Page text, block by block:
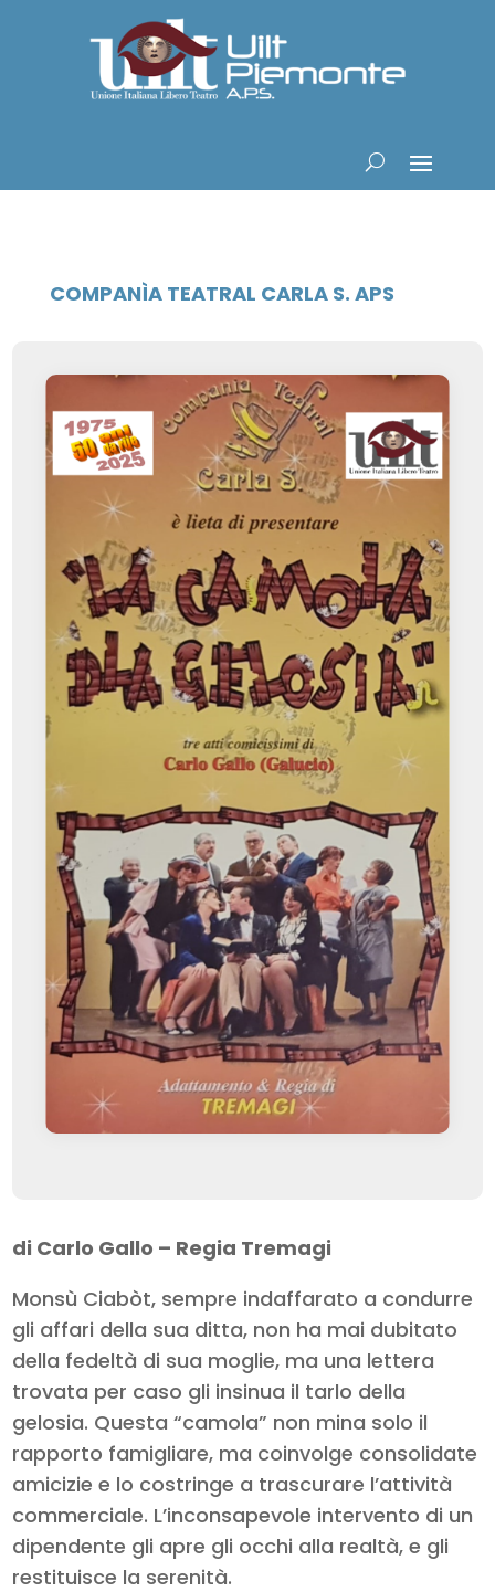
COMPANÌA TEATRAL CARLA S. APS
di Carlo Gallo – Regia Tremagi
Monsù Ciabòt, sempre indaffarato a condurre
gli affari della sua ditta, non ha mai dubitato
della fedeltà di sua moglie, ma una lettera
trovata per caso gli insinua il tarlo della
gelosia. Questa “camola” non mina solo il
rapporto famigliare, ma coinvolge consolidate
amicizie e lo costringe a trascurare l’attività
commerciale. L’inconsapevole intervento di un
dipendente gli apre gli occhi alla realtà, e gli
restituisce la serenità.